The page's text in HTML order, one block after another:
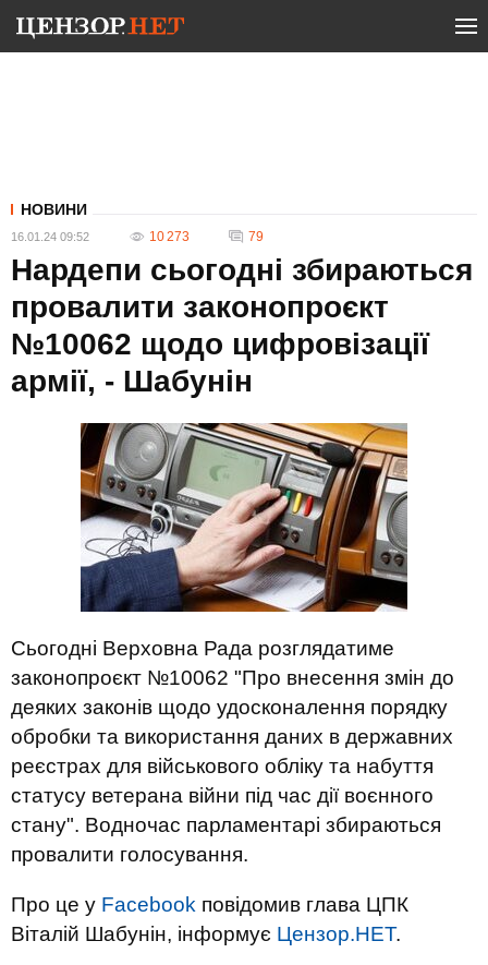
НОВИНИ
16.01.24 09:52 10 273 79
Нардепи сьогодні збираються
провалити законопроєкт
№10062 щодо цифровізації
армії, - Шабунін
Сьогодні Верховна Рада розглядатиме
законопроєкт №10062 "Про внесення змін до
деяких законів щодо удосконалення порядку
обробки та використання даних в державних
реєстрах для військового обліку та набуття
статусу ветерана війни під час дії воєнного
стану". Водночас парламентарі збираються
провалити голосування.
Про це у Facebook повідомив глава ЦПК
Віталій Шабунін, інформує Цензор.НЕТ.